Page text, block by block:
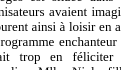
avaient
ainsi à loisir en
trop en féliciter